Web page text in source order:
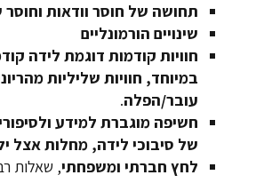
תחושה של חוסר וודאות
שינויים הורמונליים
חוויות קודמות דוגמת לידה
במיוחד, חוויות שליליות
עובר/הפלה.
חשיפה מוגברת למידע
של סיבוכי לידה, מחלות אצל
לחץ חברתי ומשפחתי, שאלות